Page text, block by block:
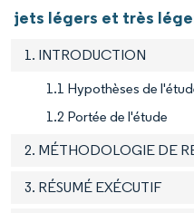
jets légers et très
1. INTRODUCTION
1.1 Hypothèses de
1.2 Portée de l'étude
2. MÉTHODOLOGIE DE
3. RÉSUMÉ EXÉCUTIF